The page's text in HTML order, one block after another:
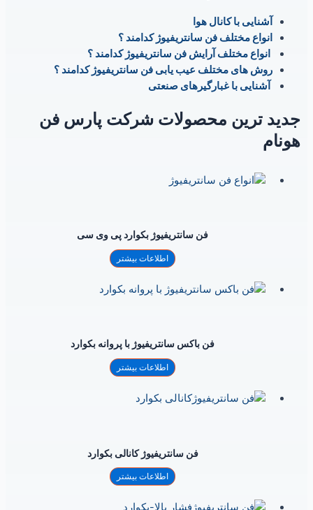
آشنایی با کانال هوا
انواع مختلف فن سانتریفیوژ کدامند ؟
انواع مختلف آرایش فن سانتریفیوژ کدامند ؟
روش های مختلف عیب یابی فن سانتریفیوژ کدامند ؟
آشنایی با غبارگیرهای صنعتی
جدید ترین محصولات شرکت پارس فن
هونام
فن سانتریفیوژ بکوارد پی وی سی
اطلاعات بیشتر
فن باکس سانتریفیوژ با پروانه بکوارد
اطلاعات بیشتر
فن سانتریفیوژ کانالی بکوارد
اطلاعات بیشتر